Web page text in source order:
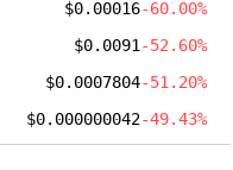
$0.00016-60.00%
$0.0091 -52.60%
$0.0007804-51.20%
$0.000000042-49.43%